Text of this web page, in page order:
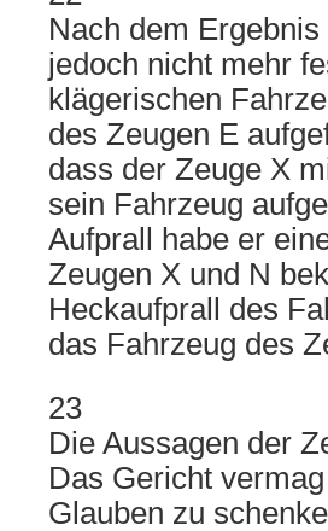
Nach dem
jedoch nicht mehr
klägerischen
des Zeugen E
dass der Zeuge X
sein Fahrzeug
Aufprall habe er
Zeugen X und N
Heckaufprall des
das Fahrzeug des
23
Die Aussagen der
Das Gericht
Glauben zu